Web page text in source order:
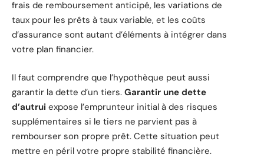
frais de remboursement anticipé, les variations de
taux pour les prêts à taux variable, et les coûts
d’assurance sont autant d’éléments à intégrer dans
votre plan financier.
Il faut comprendre que l’hypothèque peut aussi
garantir la dette d’un tiers. Garantir une dette
d’autrui expose l’emprunteur initial à des risques
supplémentaires si le tiers ne parvient pas à
rembourser son propre prêt. Cette situation peut
mettre en péril votre propre stabilité financière.